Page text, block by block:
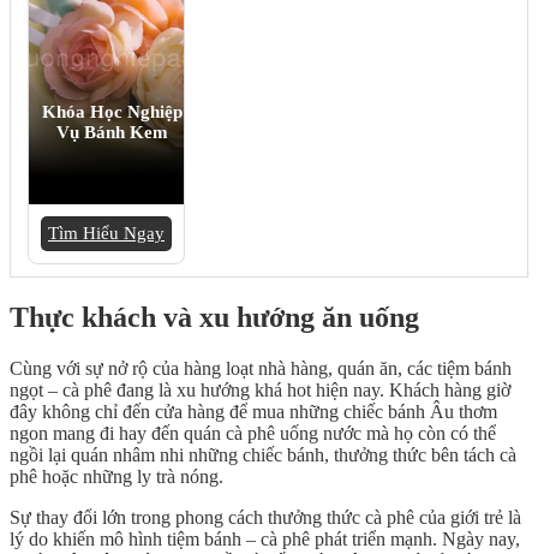
Khóa Học Nghiệp
Vụ Bánh Kem
Tìm Hiểu Ngay
Thực khách và xu hướng ăn uống
Cùng với sự nở rộ của hàng loạt nhà hàng, quán ăn, các tiệm bánh
ngọt – cà phê đang là xu hướng khá hot hiện nay. Khách hàng giờ
đây không chỉ đến cửa hàng để mua những chiếc bánh Âu thơm
ngon mang đi hay đến quán cà phê uống nước mà họ còn có thể
ngồi lại quán nhâm nhi những chiếc bánh, thưởng thức bên tách cà
phê hoặc những ly trà nóng.
Sự thay đổi lớn trong phong cách thưởng thức cà phê của giới trẻ là
lý do khiến mô hình tiệm bánh – cà phê phát triển mạnh. Ngày nay,